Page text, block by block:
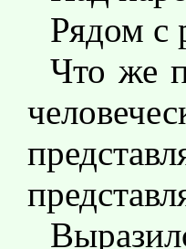
Рядом с
Что же